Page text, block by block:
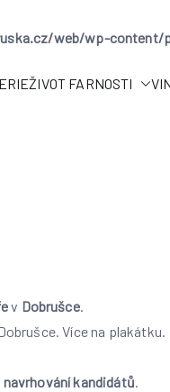
web/wp-content/
ŽIVOT FARNOSTI
v Dobrušce.
Více na plakátku.
navrhování kandidátů.